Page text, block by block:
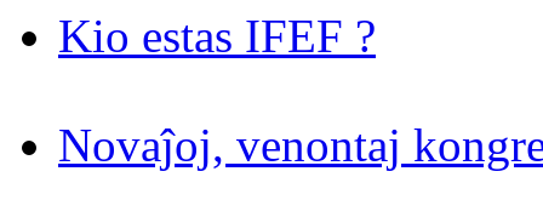
Kio estas IFEF ?
Novaĵoj, venontaj